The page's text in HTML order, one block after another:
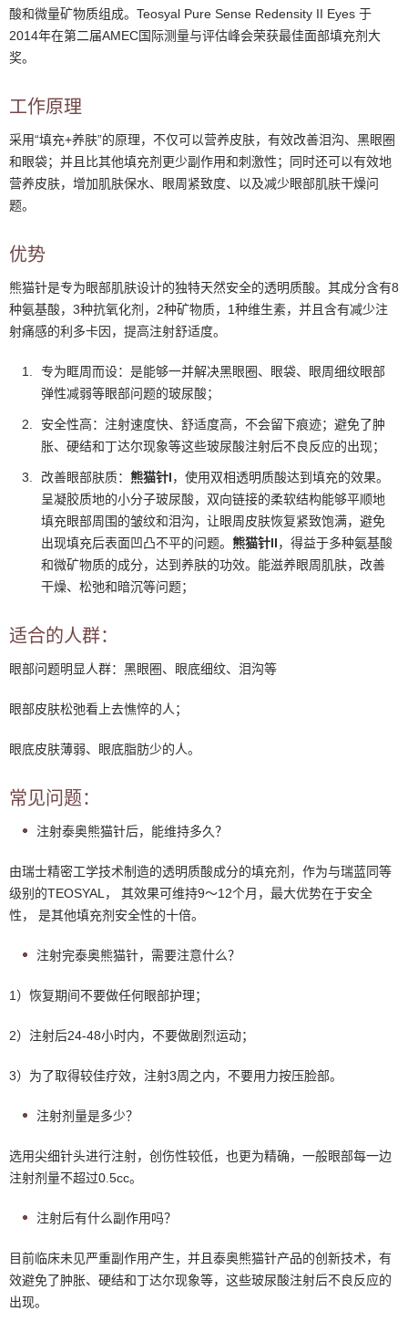
酸和微量矿物质组成。Teosyal Pure Sense Redensity II Eyes 于
2014年在第二届AMEC国际测量与评估峰会荣获最佳面部填充剂大
奖。
工作原理
采用“填充+养肤”的原理，不仅可以营养皮肤，有效改善泪沟、黑眼圈
和眼袋；并且比其他填充剂更少副作用和刺激性；同时还可以有效地
营养皮肤，增加肌肤保水、眼周紧致度、以及减少眼部肌肤干燥问
题。
优势
熊猫针是专为眼部肌肤设计的独特天然安全的透明质酸。其成分含有8
种氨基酸，3种抗氧化剂，2种矿物质，1种维生素，并且含有减少注
射痛感的利多卡因，提高注射舒适度。
专为眶周而设：是能够一并解决黑眼圈、眼袋、眼周细纹眼部
弹性减弱等眼部问题的玻尿酸；
安全性高：注射速度快、舒适度高，不会留下痕迹；避免了肿
胀、硬结和丁达尔现象等这些玻尿酸注射后不良反应的出现；
改善眼部肤质： 熊猫针I，使用双相透明质酸达到填充的效果。
呈凝胶质地的小分子玻尿酸，双向链接的柔软结构能够平顺地
填充眼部周围的皱纹和泪沟，让眼周皮肤恢复紧致饱满，避免
出现填充后表面凹凸不平的问题。 熊猫针II，得益于多种氨基酸
和微矿物质的成分，达到养肤的功效。能滋养眼周肌肤，改善
干燥、松弛和暗沉等问题；
适合的人群：
眼部问题明显人群：黑眼圈、眼底细纹、泪沟等
眼部皮肤松弛看上去憔悴的人；
眼底皮肤薄弱、眼底脂肪少的人。
常见问题：
注射泰奥熊猫针后，能维持多久？
由瑞士精密工学技术制造的透明质酸成分的填充剂，作为与瑞蓝同等
级别的TEOSYAL， 其效果可维持9～12个月，最大优势在于安全
性， 是其他填充剂安全性的十倍。
注射完泰奥熊猫针，需要注意什么？
1）恢复期间不要做任何眼部护理；
2）注射后24-48小时内，不要做剧烈运动；
3）为了取得较佳疗效，注射3周之内，不要用力按压脸部。
注射剂量是多少？
选用尖细针头进行注射，创伤性较低，也更为精确，一般眼部每一边
注射剂量不超过0.5cc。
注射后有什么副作用吗？
目前临床未见严重副作用产生，并且泰奥熊猫针产品的创新技术，有
效避免了肿胀、硬结和丁达尔现象等，这些玻尿酸注射后不良反应的
出现。